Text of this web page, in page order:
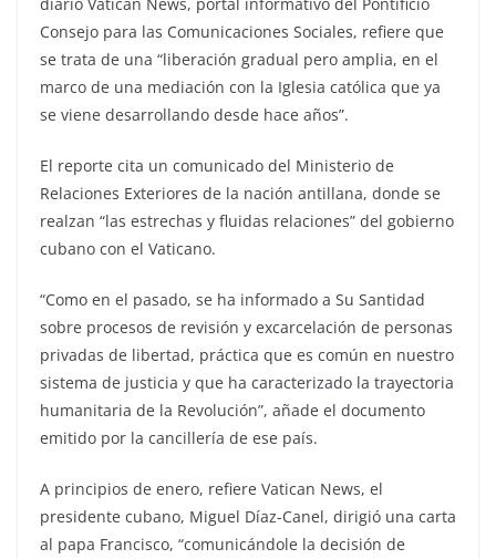
Consejo para las Comunicaciones Sociales, refiere que
se trata de una “liberación gradual pero amplia, en el
marco de una mediación con la Iglesia católica que ya
se viene desarrollando desde hace años”.
El reporte cita un comunicado del Ministerio de
Relaciones Exteriores de la nación antillana, donde se
realzan “las estrechas y fluidas relaciones” del gobierno
cubano con el Vaticano.
“Como en el pasado, se ha informado a Su Santidad
sobre procesos de revisión y excarcelación de personas
privadas de libertad, práctica que es común en nuestro
sistema de justicia y que ha caracterizado la trayectoria
humanitaria de la Revolución”, añade el documento
emitido por la cancillería de ese país.
A principios de enero, refiere Vatican News, el
presidente cubano, Miguel Díaz-Canel, dirigió una carta
al papa Francisco, “comunicándole la decisión de